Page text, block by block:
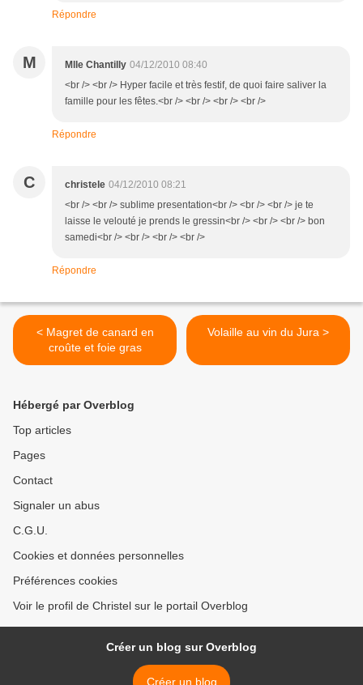
Répondre
M Mlle Chantilly 04/12/2010 08:40
<br /> <br /> Hyper facile et très festif, de quoi faire saliver la
famille pour les fêtes.<br /> <br /> <br /> <br />
Répondre
C christele 04/12/2010 08:21
<br /> <br /> sublime presentation<br /> <br /> <br /> je te
laisse le velouté je prends le gressin<br /> <br /> <br /> bon
samedi<br /> <br /> <br /> <br />
Répondre
< Magret de canard en
croûte et foie gras
Volaille au vin du Jura >
Hébergé par Overblog
Top articles
Pages
Contact
Signaler un abus
C.G.U.
Cookies et données personnelles
Préférences cookies
Voir le profil de Christel sur le portail Overblog
Créer un blog sur Overblog
Créer un blog